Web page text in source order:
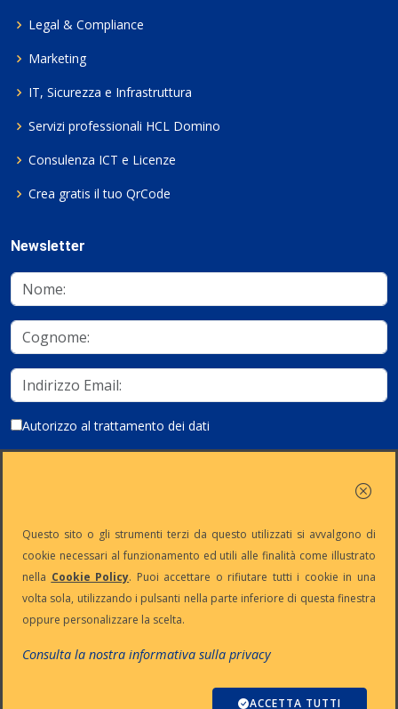
Legal & Compliance
Marketing
IT, Sicurezza e Infrastruttura
Servizi professionali HCL Domino
Consulenza ICT e Licenze
Crea gratis il tuo QrCode
Newsletter
Autorizzo al trattamento dei dati
Partita Iva:
IT13383650150
Capitale
Sociale: €
10.500 i.v.
Iscrizione
REA n° MI-
Reg. Imp. n°
MI-2001-
: digiway@legalmail.it
Copyright © Digiway Srl - Designed by Digiway Srl - Powered by HCL
Software Domino
Questo sito o gli strumenti terzi da questo utilizzati si avvalgono di
cookie necessari al funzionamento ed utili alle finalità come illustrato
nella Cookie Policy. Puoi accettare o rifiutare tutti i cookie in una
volta sola, utilizzando i pulsanti nella parte inferiore di questa finestra
oppure personalizzare la scelta.
Consulta la nostra informativa sulla privacy
ACCETTA TUTTI